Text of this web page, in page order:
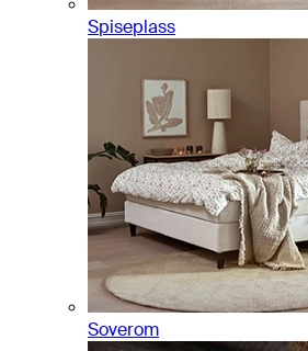
Spiseplass
Soverom